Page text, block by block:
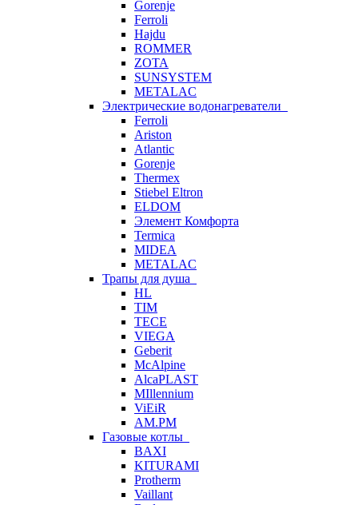
Gorenje
Ferroli
Hajdu
ROMMER
ZOTA
SUNSYSTEM
METALAC
Электрические водонагреватели
Ferroli
Ariston
Atlantic
Gorenje
Thermex
Stiebel Eltron
ELDOM
Элемент Комфорта
Termica
MIDEA
METALAC
Трапы для душа
HL
TIM
TECE
VIEGA
Geberit
McAlpine
AlcaPLAST
MIllennium
ViEiR
AM.PM
Газовые котлы
BAXI
KITURAMI
Protherm
Vaillant